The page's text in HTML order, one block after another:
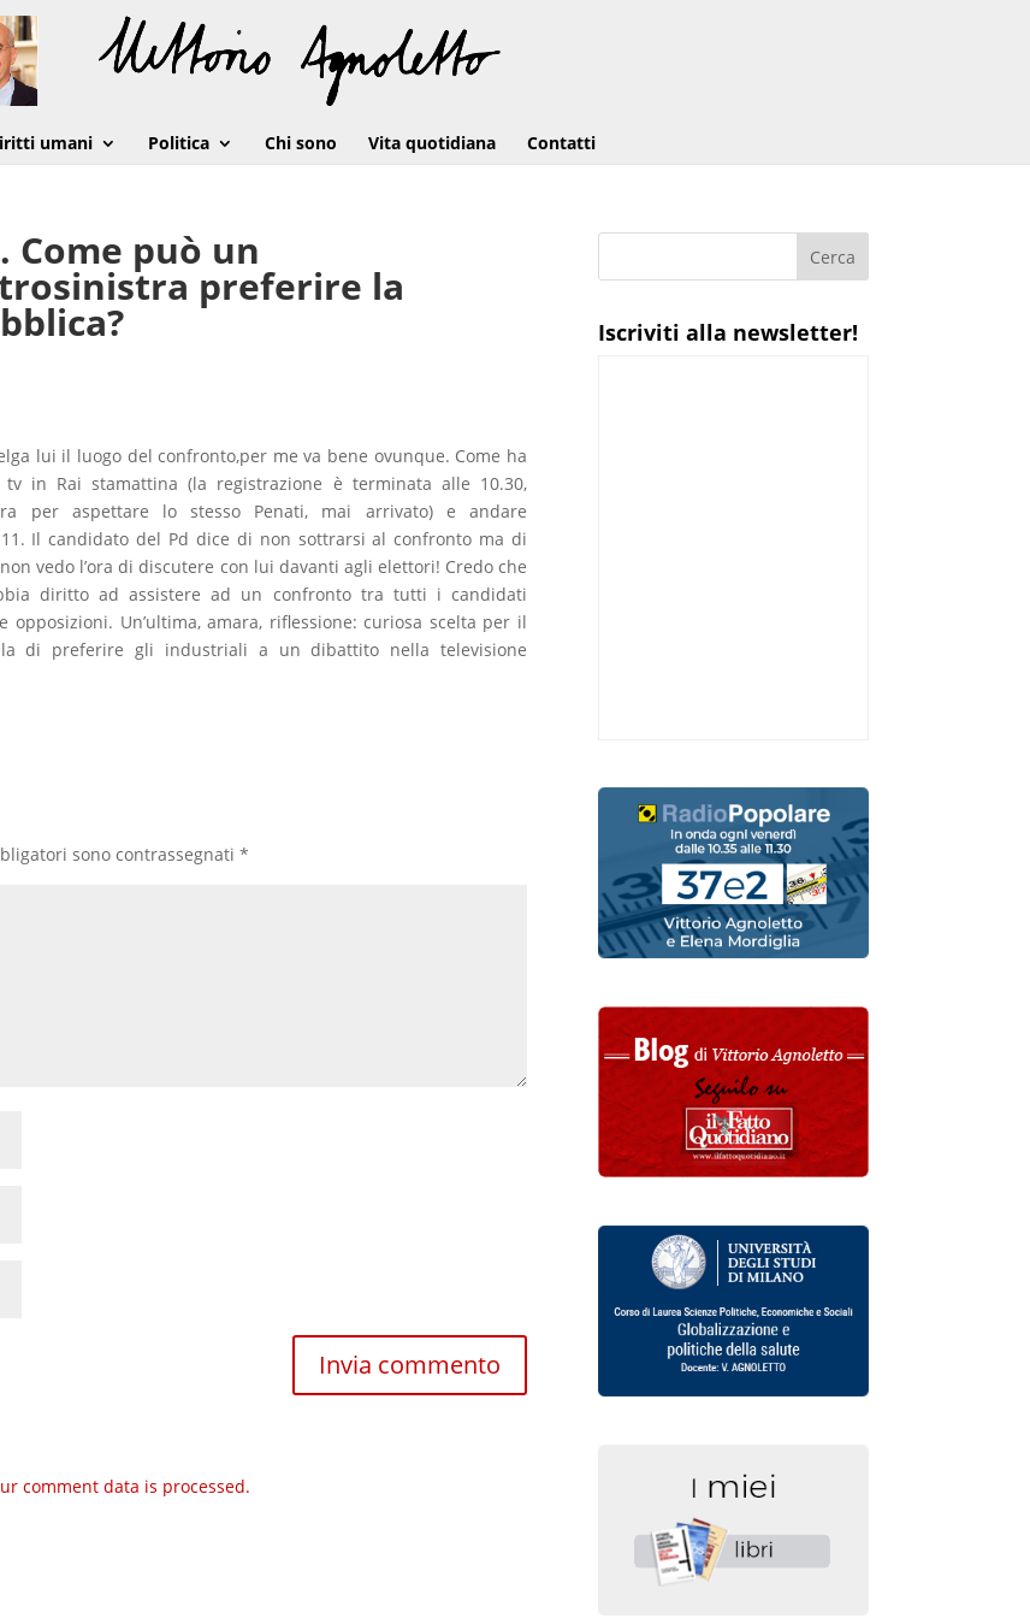
umani Politica Chi sono Vita quotidiana Contatti
Come può un
preferire la
lui il luogo del confronto,per me va bene ovunque. Come ha
in Rai stamattina (la registrazione è terminata alle 10.30,
per aspettare lo stesso Penati, mai arrivato) e andare
Il candidato del Pd dice di non sottrarsi al confronto ma di
vedo l’ora di discutere con lui davanti agli elettori! Credo che
diritto ad assistere ad un confronto tra tutti i candidati
Un’ultima, amara, riflessione: curiosa scelta per il
di preferire gli industriali a un dibattito nella televisione
sono contrassegnati*
comment data is processed.
Iscriviti alla newsletter!